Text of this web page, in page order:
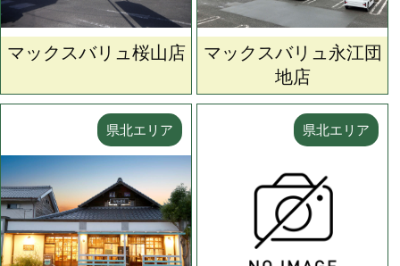
マックスバリュ桜山店
マックスバリュ永江団
地店
県北エリア 県北エリア